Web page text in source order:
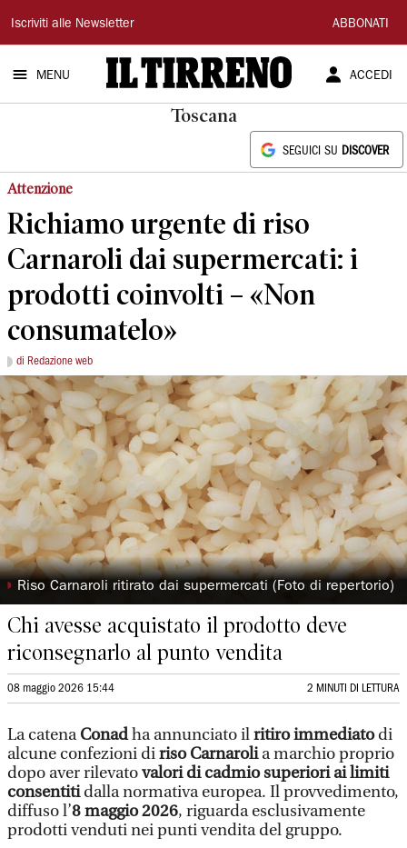
Il
Tirreno
Iscriviti alle Newsletter ABBONATI
MENU ACCEDI
Toscana
SEGUICI SU DISCOVER
Attenzione
Richiamo urgente di riso
Carnaroli dai supermercati: i
prodotti coinvolti – «Non
consumatelo»
di Redazione web
◗ Riso Carnaroli ritirato dai supermercati (Foto di repertorio)
Chi avesse acquistato il prodotto deve
riconsegnarlo al punto vendita
08 maggio 2026 15:44 2 MINUTI DI LETTURA
La catenaConadha annunciato ilritiro immediatodi
alcune confezioni diriso Carnarolia marchio proprio
dopo aver rilevatovalori di cadmio superiori ai limiti
consentitidalla normativa europea. Il provvedimento,
diffuso l’8 maggio 2026, riguarda esclusivamente
prodotti venduti nei punti vendita del gruppo.